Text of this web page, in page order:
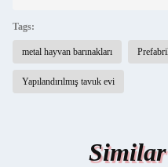
Tags:
metal hayvan barınakları
Yapılandırılmış tavuk evi